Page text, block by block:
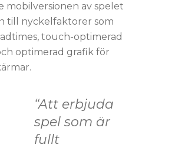
mobilversionen av spelet
till nyckelfaktorer som
touch-optimerad
optimerad grafik för
“Att erbjuda
spel som är
fullt